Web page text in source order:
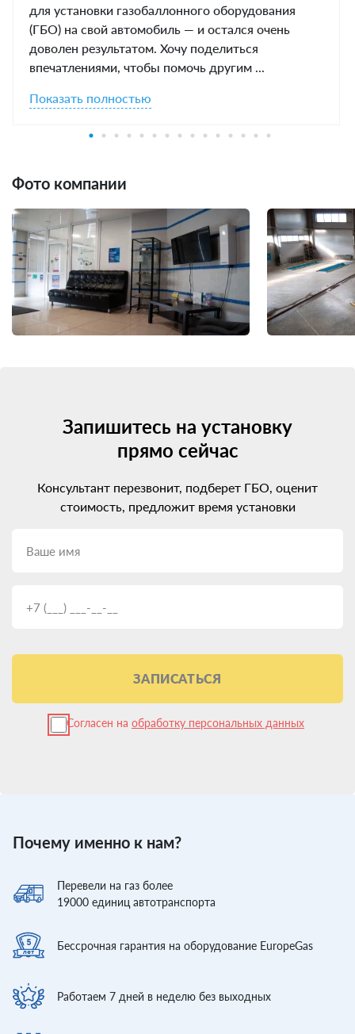
для установки газобаллонного оборудования
(ГБО) на свой автомобиль — и остался очень
доволен результатом. Хочу поделиться
впечатлениями, чтобы помочь другим ...
Показать полностью
Фото компании
Запишитесь на установку
прямо сейчас
Консультант перезвонит, подберет ГБО, оценит
стоимость, предложит время установки
ЗАПИСАТЬСЯ
Согласен на обработку персональных данных
Почему именно к нам?
Перевели на газ более
19000 единиц автотранспорта
Бессрочная гарантия на оборудование EuropeGas
Работаем 7 дней в неделю без выходных